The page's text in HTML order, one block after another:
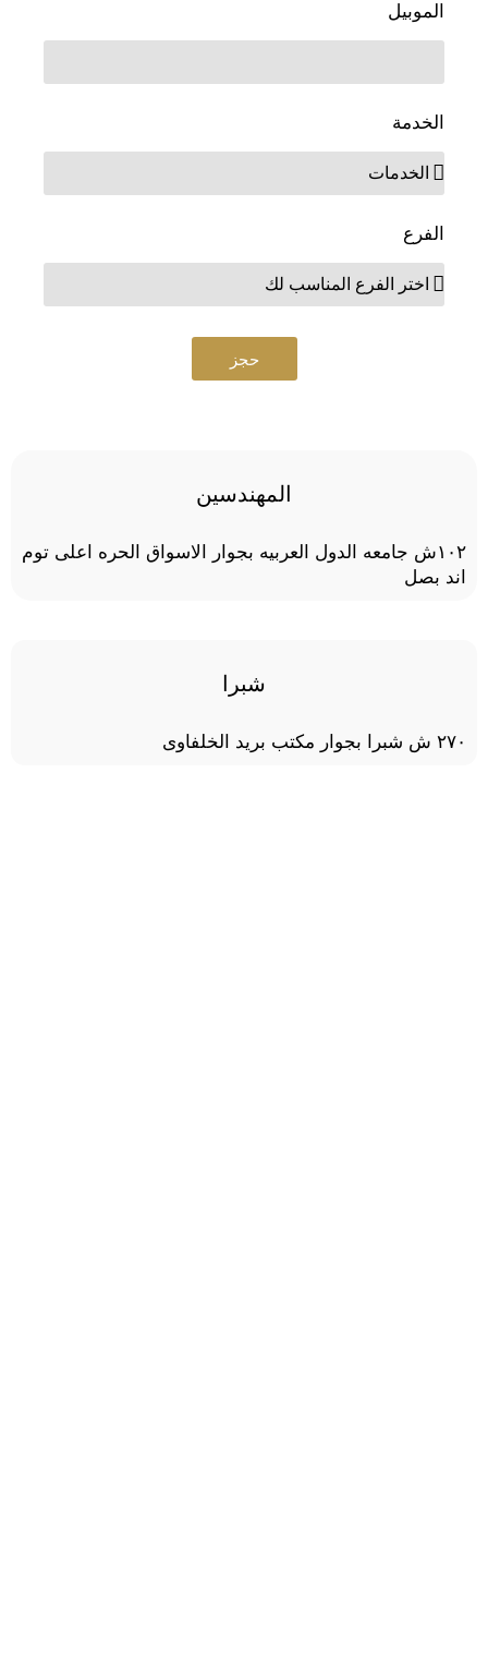
الموبيل
الخدمة
الفرع
حجز
المهندسين
١٠٢ش جامعه الدول العربيه بجوار الاسواق الحره اعلى توم
اند بصل
شبرا
٢٧٠ ش شبرا بجوار مكتب بريد الخلفاوى